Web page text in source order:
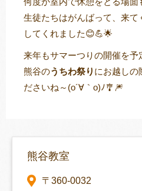
生徒たちはがんばって、来
してくれました😊💪🌟
来年もサマーつりの開催を予
熊谷のうちわ祭り にお越しの
ださいね～(o´∀｀o)ﾉ🎐🎆
熊谷教室
〒360-0032